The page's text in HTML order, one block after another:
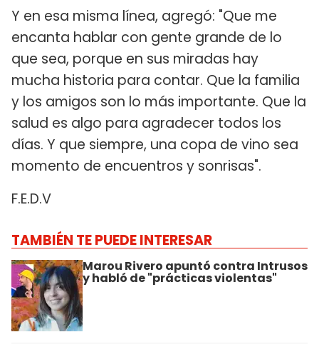
Y en esa misma línea, agregó: "Que me
encanta hablar con gente grande de lo
que sea, porque en sus miradas hay
mucha historia para contar. Que la familia
y los amigos son lo más importante. Que la
salud es algo para agradecer todos los
días. Y que siempre, una copa de vino sea
momento de encuentros y sonrisas".
F.E.D.V
TAMBIÉN TE PUEDE INTERESAR
Marou Rivero apuntó contra Intrusos
y habló de "prácticas violentas"